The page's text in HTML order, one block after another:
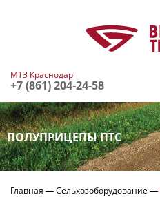
МТЗ Краснодар
+7 (861) 204-24-58
ПОЛУПРИЦЕПЫ ПТС
Главная Сельхозоборудование